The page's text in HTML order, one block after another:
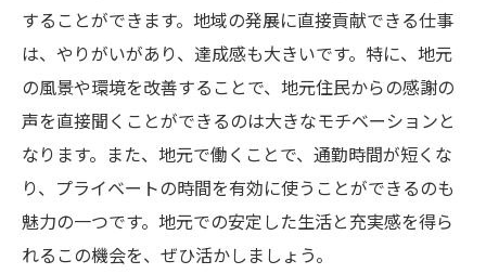
することができます。地域の発展に直接貢献できる仕事
は、やりがいがあり、達成感も大きいです。特に、地元
の風景や環境を改善することで、地元住民からの感謝の
声を直接聞くことができるのは大きなモチベーションと
なります。また、地元で働くことで、通勤時間が短くな
り、プライベートの時間を有効に使うことができるのも
魅力の一つです。地元での安定した生活と充実感を得ら
れるこの機会を、ぜひ活かしましょう。